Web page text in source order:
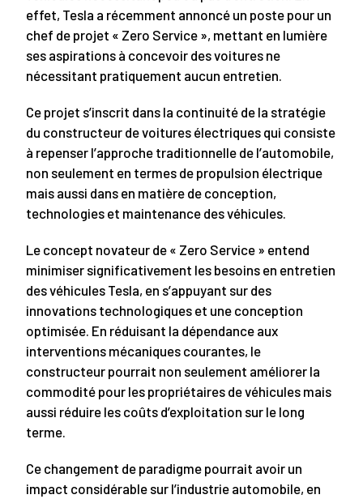
effet, Tesla a récemment annoncé un poste pour un
chef de projet « Zero Service », mettant en lumière
ses aspirations à concevoir des voitures ne
nécessitant pratiquement aucun entretien.
Ce projet s’inscrit dans la continuité de la stratégie
du constructeur de voitures électriques qui consiste
à repenser l’approche traditionnelle de l’automobile,
non seulement en termes de propulsion électrique
mais aussi dans en matière de conception,
technologies et maintenance des véhicules.
Le concept novateur de « Zero Service » entend
minimiser significativement les besoins en entretien
des véhicules Tesla, en s’appuyant sur des
innovations technologiques et une conception
optimisée. En réduisant la dépendance aux
interventions mécaniques courantes, le
constructeur pourrait non seulement améliorer la
commodité pour les propriétaires de véhicules mais
aussi réduire les coûts d’exploitation sur le long
terme.
Ce changement de paradigme pourrait avoir un
impact considérable sur l’industrie automobile, en